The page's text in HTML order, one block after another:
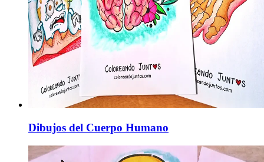
Dibujos del Cuerpo Humano